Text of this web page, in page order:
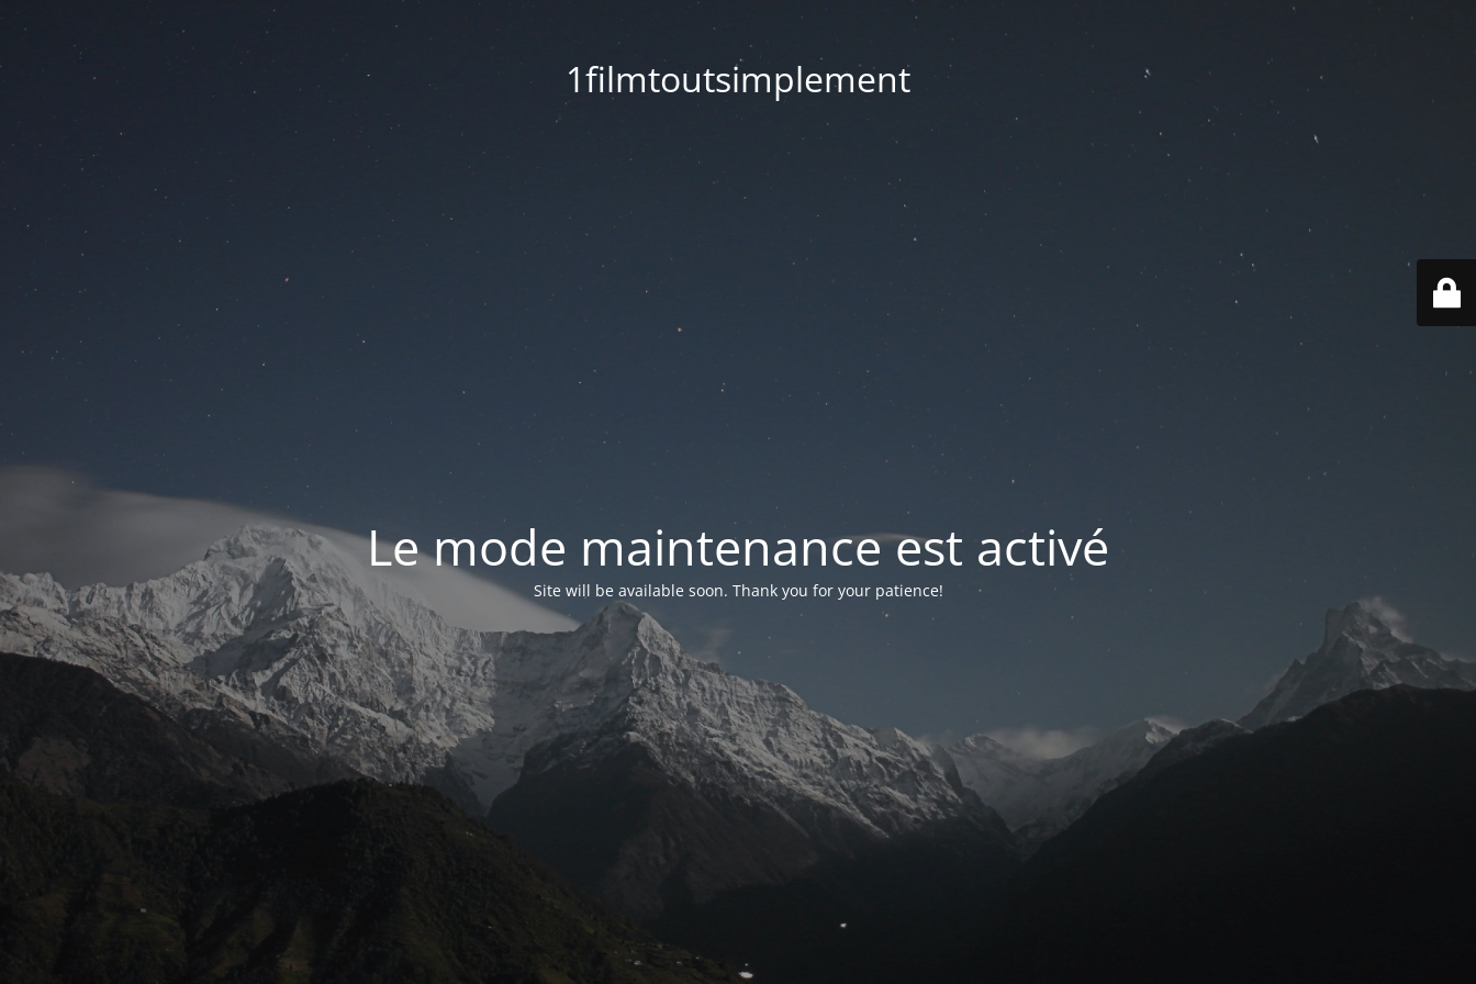
1filmtoutsimplement
Le mode maintenance est activé
Site will be available soon. Thank you for your patience!